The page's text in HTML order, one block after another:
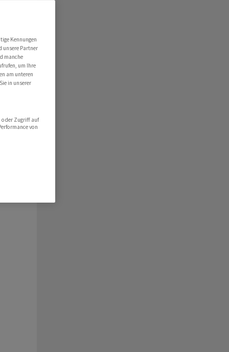
Kennungen
unsere Partner
manche
um Ihre
am unteren
in unserer
oder Zugriff auf
von